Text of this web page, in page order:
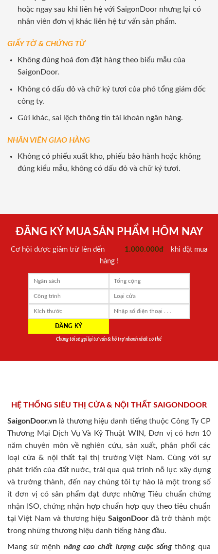
hoặc ngay sau khi liên hệ với SaigonDoor nhưng lại có
nhân viên đơn vị khác liên hệ tư vấn sản phẩm.
GIẤY TỜ & CHỨNG TỪ
Không đúng hoá đơn đặt hàng theo biểu mẫu của
SaigonDoor.
Không có dấu đỏ và chữ ký tươi của phó tổng giám đốc
công ty.
Gửi khác, sai lệch thông tin tài khoản ngân hàng.
NHÂN VIÊN GIAO HÀNG
Không có phiếu xuất kho, phiếu bảo hành hoặc không
đúng kiểu mẫu, không có dấu đỏ và chữ ký tươi.
ĐĂNG KÝ MUA SẢN PHẨM HÔM NAY
Cơ hội được giảm trừ lên đến 1.000.000đ
khi đặt mua
hàng !
Chúng tôi sẽ gọi lại tư vấn & hỗ trợ nhanh nhất có thể
HỆ THỐNG SIÊU THỊ CỬA & NỘI THẤT SAIGONDOOR
SaigonDoor.vn là thương hiệu danh tiếng thuộc Công Ty CP
Thương Mại Dịch Vụ Và Kỹ Thuật WIN, Đơn vị có hơn 10
năm chuyên môn về nghiên cứu, sản xuất, phân phối các
loại cửa & nội thất tại thị trường Việt Nam. Cùng với sự
phát triển của đất nước, trải qua quá trình nỗ lực xây dựng
và trưởng thành, đến nay chúng tôi tự hào là một trong số
ít đơn vị có sản phẩm đạt được những Tiêu chuẩn chứng
nhận ISO, chứng nhận hợp chuẩn hợp quy theo tiêu chuẩn
tại Việt Nam và thương hiệu SaigonDoor đã trở thành một
trong những thương hiệu danh tiếng hàng đầu.
Mang sứ mệnh nâng cao chất lượng cuộc sốngthông qua